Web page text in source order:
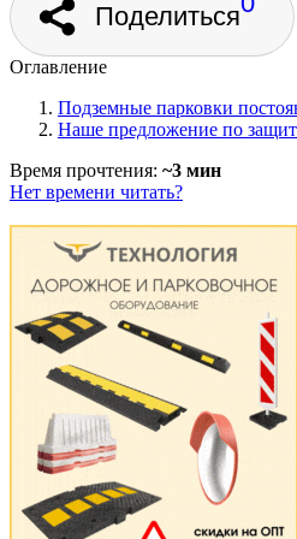
Поделиться
Оглавление
Подземные парковки
Наше предложение по
Время прочтения: ~3 мин
Нет времени читать?